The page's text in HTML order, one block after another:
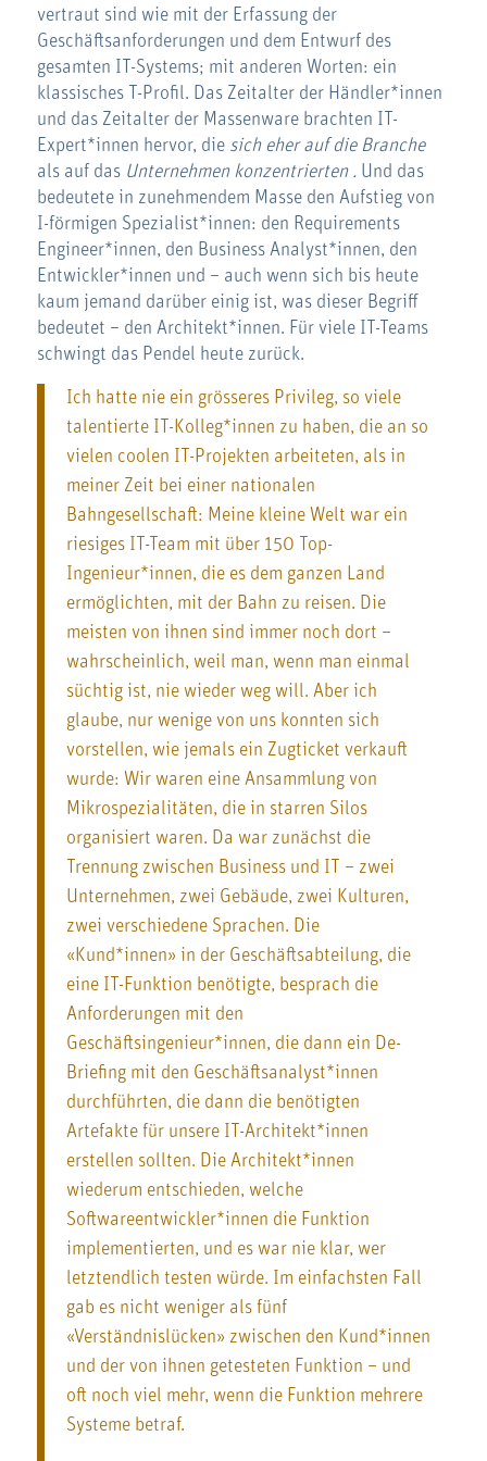
vertraut sind wie mit der Erfassung der
Geschäftsanforderungen und dem Entwurf des
gesamten IT-Systems; mit anderen Worten: ein
klassisches T-Profil. Das Zeitalter der Händler*innen
und das Zeitalter der Massenware brachten IT-
Expert*innen hervor, die sich eher auf die Branche
als auf das Unternehmen konzentrierten . Und das
bedeutete in zunehmendem Masse den Aufstieg von
I-förmigen Spezialist*innen: den Requirements
Engineer*innen, den Business Analyst*innen, den
Entwickler*innen und – auch wenn sich bis heute
kaum jemand darüber einig ist, was dieser Begriff
bedeutet – den Architekt*innen. Für viele IT-Teams
schwingt das Pendel heute zurück.
Ich hatte nie ein grösseres Privileg, so viele
talentierte IT-Kolleg*innen zu haben, die an so
vielen coolen IT-Projekten arbeiteten, als in
meiner Zeit bei einer nationalen
Bahngesellschaft: Meine kleine Welt war ein
riesiges IT-Team mit über 150 Top-
Ingenieur*innen, die es dem ganzen Land
ermöglichten, mit der Bahn zu reisen. Die
meisten von ihnen sind immer noch dort –
wahrscheinlich, weil man, wenn man einmal
süchtig ist, nie wieder weg will. Aber ich
glaube, nur wenige von uns konnten sich
vorstellen, wie jemals ein Zugticket verkauft
wurde: Wir waren eine Ansammlung von
Mikrospezialitäten, die in starren Silos
organisiert waren. Da war zunächst die
Trennung zwischen Business und IT – zwei
Unternehmen, zwei Gebäude, zwei Kulturen,
zwei verschiedene Sprachen. Die
«Kund*innen» in der Geschäftsabteilung, die
eine IT-Funktion benötigte, besprach die
Anforderungen mit den
Geschäftsingenieur*innen, die dann ein De-
Briefing mit den Geschäftsanalyst*innen
durchführten, die dann die benötigten
Artefakte für unsere IT-Architekt*innen
erstellen sollten. Die Architekt*innen
wiederum entschieden, welche
Softwareentwickler*innen die Funktion
implementierten, und es war nie klar, wer
letztendlich testen würde. Im einfachsten Fall
gab es nicht weniger als fünf
«Verständnislücken» zwischen den Kund*innen
und der von ihnen getesteten Funktion – und
oft noch viel mehr, wenn die Funktion mehrere
Systeme betraf.